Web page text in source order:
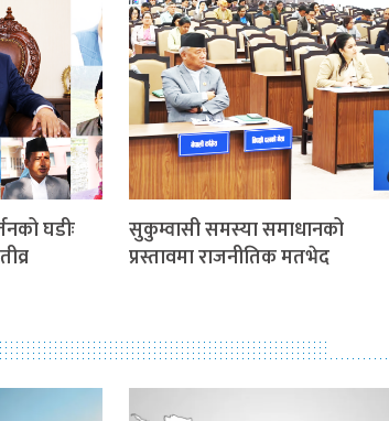
घडीः
सुकुम्वासी समस्या समाधानको
प्रस्तावमा राजनीतिक मतभेद